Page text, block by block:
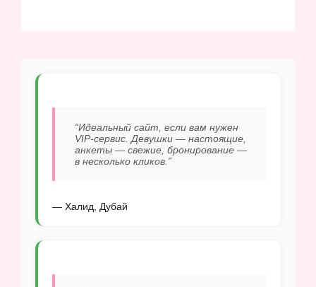
“Идеальный сайт, если вам нужен
VIP-сервис. Девушки — настоящие,
анкеты — свежие, бронирование —
в несколько кликов.”
— Халид, Дубай